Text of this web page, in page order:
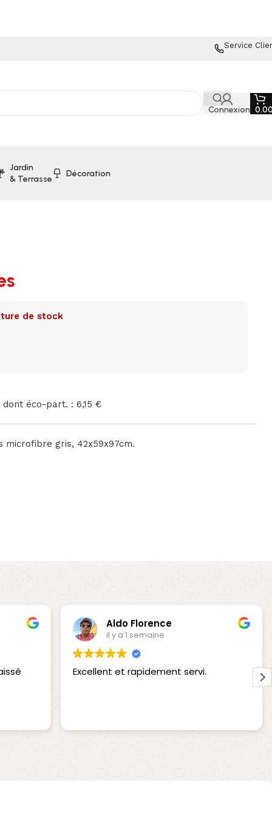
Service
Connexion
Jardin
& Terrasse
Décoration
de stock
éco-part. : 6,15 €
gris, 42x59x97cm.
Aldo Florence
il y a 1 semaine
Excellent et rapidement servi.